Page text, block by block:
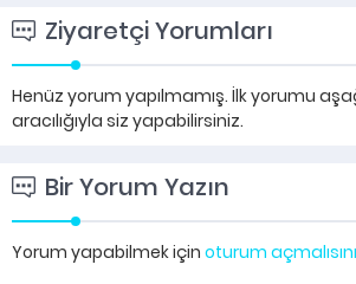
Ziyaretçi Yorumları
Henüz yorum yapılmamış. İlk yorumu
aracılığıyla siz yapabilirsiniz.
Bir Yorum Yazın
Yorum yapabilmek için oturum